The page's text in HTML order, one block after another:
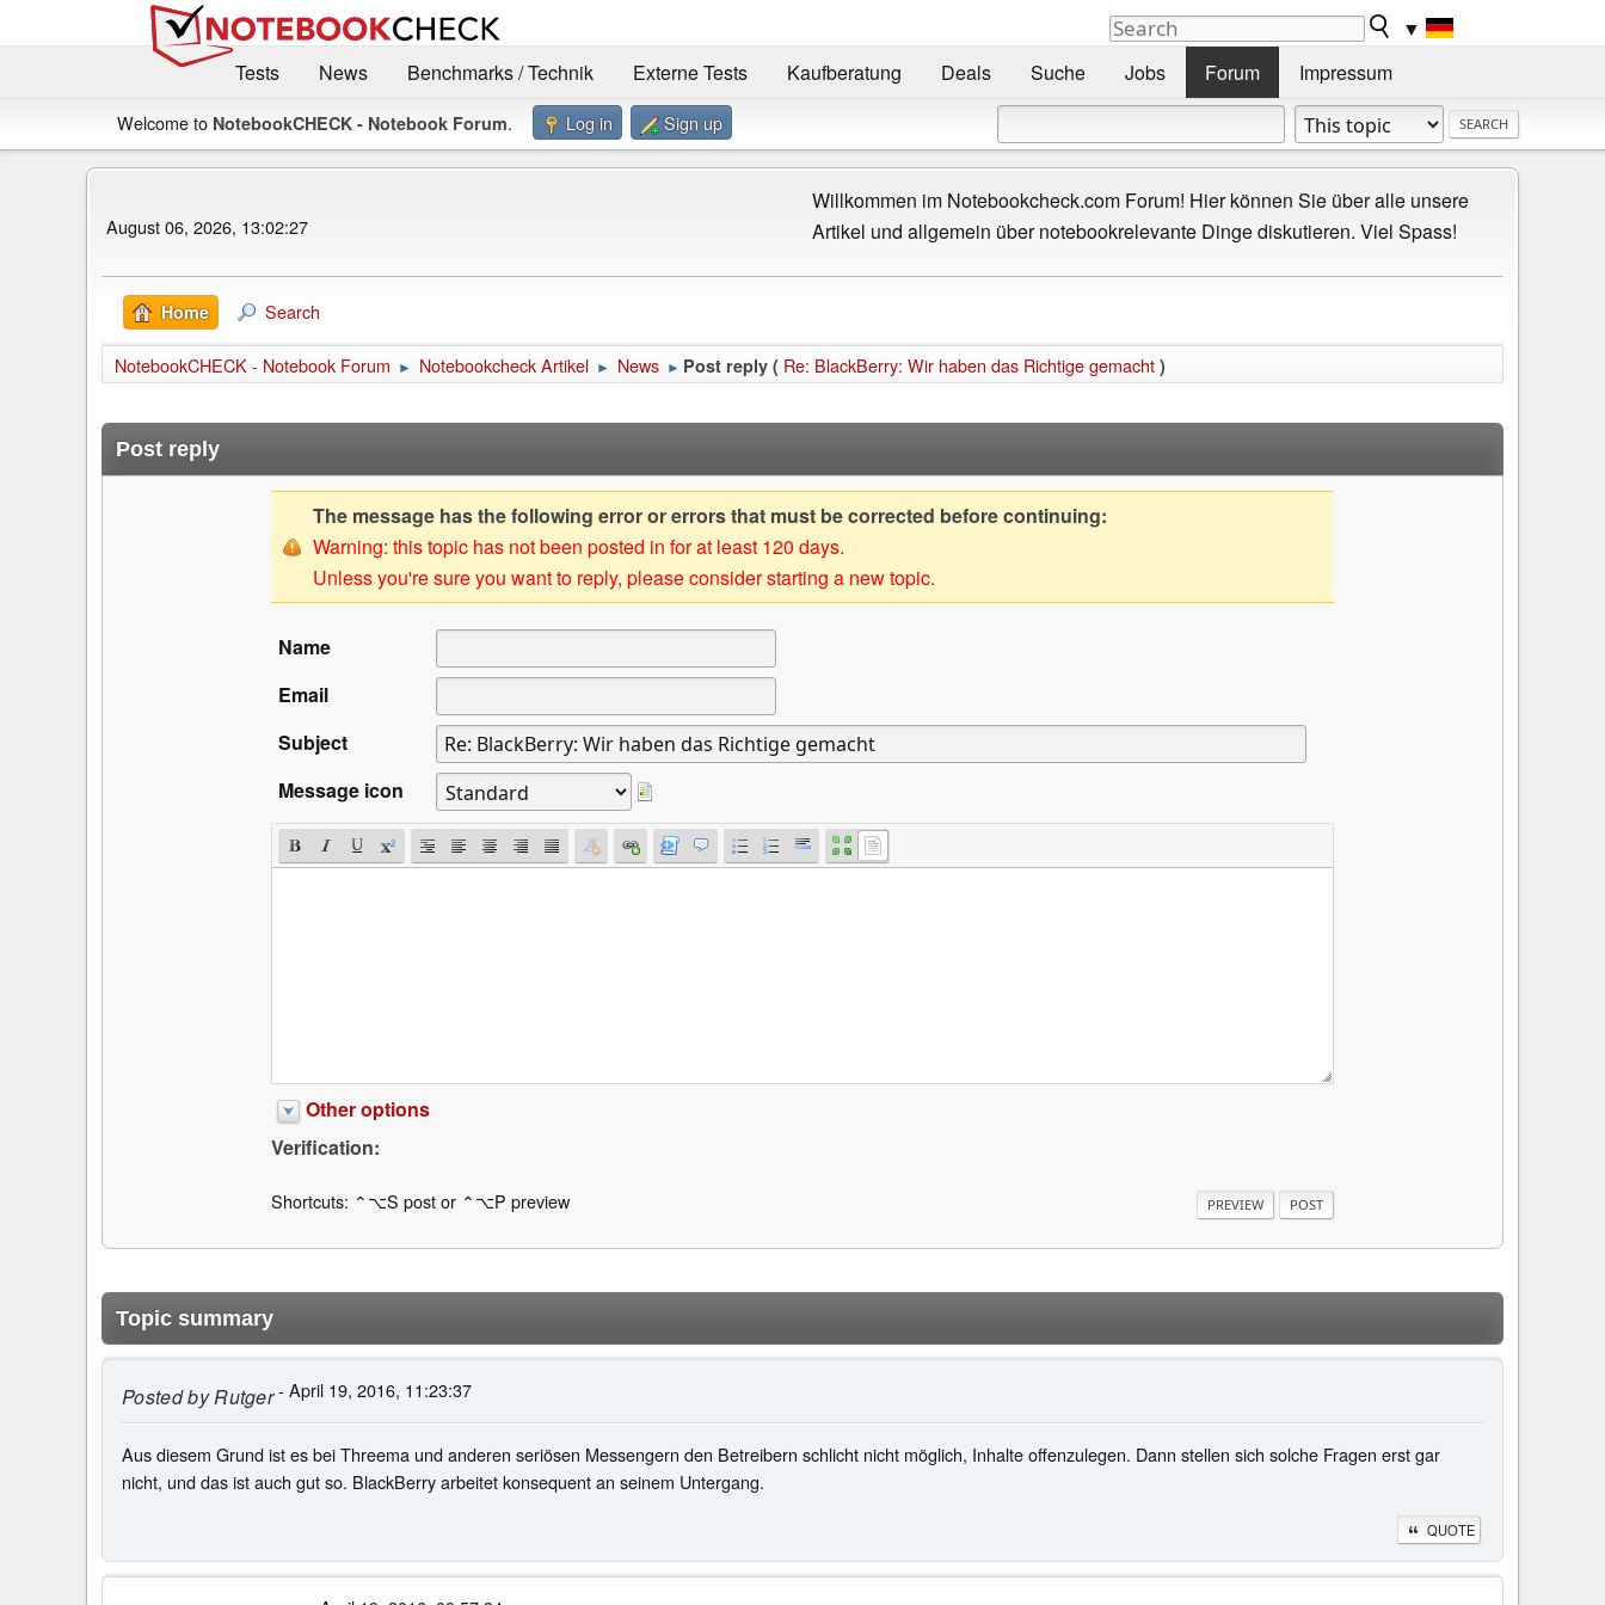
▼
Tests
News Benchmarks / Technik Externe Tests Kaufberatung Deals Suche Jobs Forum Impressum
Welcome to NotebookCHECK - Notebook Forum. Log in Sign up
August 06, 2026, 13:02:27
Willkommen im Notebookcheck.com Forum! Hier können Sie über alle unsere
Artikel und allgemein über notebookrelevante Dinge diskutieren. Viel Spass!
Home Search
NotebookCHECK - Notebook Forum ► Notebookcheck Artikel ► News ► Post reply ( Re: BlackBerry: Wir haben das Richtige gemacht )
Post reply
The message has the following error or errors that must be corrected before continuing:
Warning: this topic has not been posted in for at least 120 days.
Unless you're sure you want to reply, please consider starting a new topic.
Name
Email
Subject
Message icon
Other options
Verification:
Shortcuts: ⌃⌥S post or ⌃⌥P preview
Topic summary
Posted byRutger- April 19, 2016, 11:23:37
Aus diesem Grund ist es bei Threema und anderen seriösen Messengern den Betreibern schlicht nicht möglich, Inhalte offenzulegen. Dann stellen sich solche Fragen erst gar
nicht, und das ist auch gut so. BlackBerry arbeitet konsequent an seinem Untergang.
QUOTE